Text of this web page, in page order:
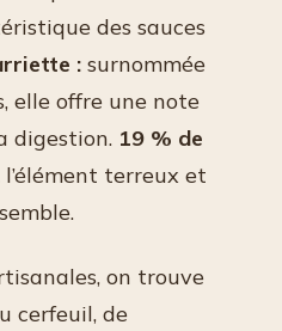
des sauces
: surnommée
elle offre une note
digestion. 19 % de
l’élément terreux et
on trouve
cerfeuil, de